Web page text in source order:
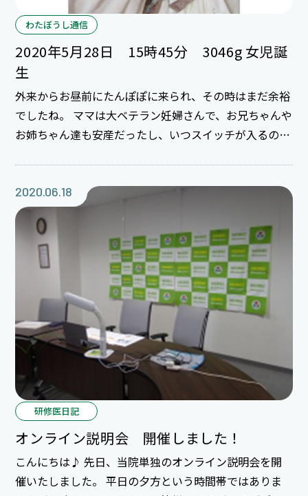
わたぼうし通信
2020年5月28日 15時45分 3046g 女児誕
生
外来からお昼前にたんぽぽに来られ、その時はまだ余裕
でしたね。 ママは大ベテラン妊婦さんで、お兄ちゃんや
お姉ちゃん達も安産だったし、いつスイッチが入るのか
ても安産でしたね(^_^)v お家でパパやお姉ちゃん、お兄
ちゃん達もドキドキしながら赤ちゃんが産まれるのを楽
しみに待っていたでしょうね♪ 赤ちゃんが来てまた新
しく家族が増えて賑やかで楽しい生活が始まりますね
☆☆ ご出産おめでとうございます！
2020.06.18
研修医日記
オンライン説明会 開催しました！
こんにちは♪ 先日、当院単独のオンライン説明会を開
催いたしました。 平日の夕方という時間帯ではありま